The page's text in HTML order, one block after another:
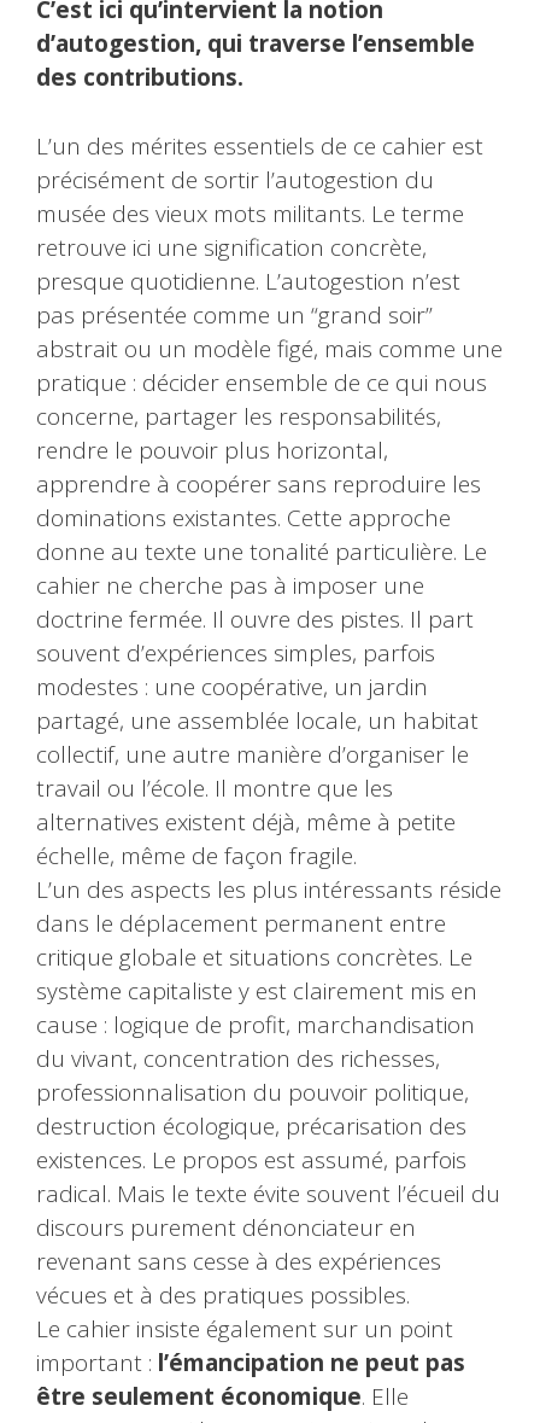
C’est ici qu’intervient la notion
d’autogestion, qui traverse l’ensemble
des contributions.
L’un des mérites essentiels de ce cahier est
précisément de sortir l’autogestion du
musée des vieux mots militants. Le terme
retrouve ici une signification concrète,
presque quotidienne. L’autogestion n’est
pas présentée comme un “grand soir”
abstrait ou un modèle figé, mais comme une
pratique : décider ensemble de ce qui nous
concerne, partager les responsabilités,
rendre le pouvoir plus horizontal,
apprendre à coopérer sans reproduire les
dominations existantes. Cette approche
donne au texte une tonalité particulière. Le
cahier ne cherche pas à imposer une
doctrine fermée. Il ouvre des pistes. Il part
souvent d’expériences simples, parfois
modestes : une coopérative, un jardin
partagé, une assemblée locale, un habitat
collectif, une autre manière d’organiser le
travail ou l’école. Il montre que les
alternatives existent déjà, même à petite
échelle, même de façon fragile.
L’un des aspects les plus intéressants réside
dans le déplacement permanent entre
critique globale et situations concrètes. Le
système capitaliste y est clairement mis en
cause : logique de profit, marchandisation
du vivant, concentration des richesses,
professionnalisation du pouvoir politique,
destruction écologique, précarisation des
existences. Le propos est assumé, parfois
radical. Mais le texte évite souvent l’écueil du
discours purement dénonciateur en
revenant sans cesse à des expériences
vécues et à des pratiques possibles.
Le cahier insiste également sur un point
important : l’émancipation ne peut pas
être seulement économique. Elle